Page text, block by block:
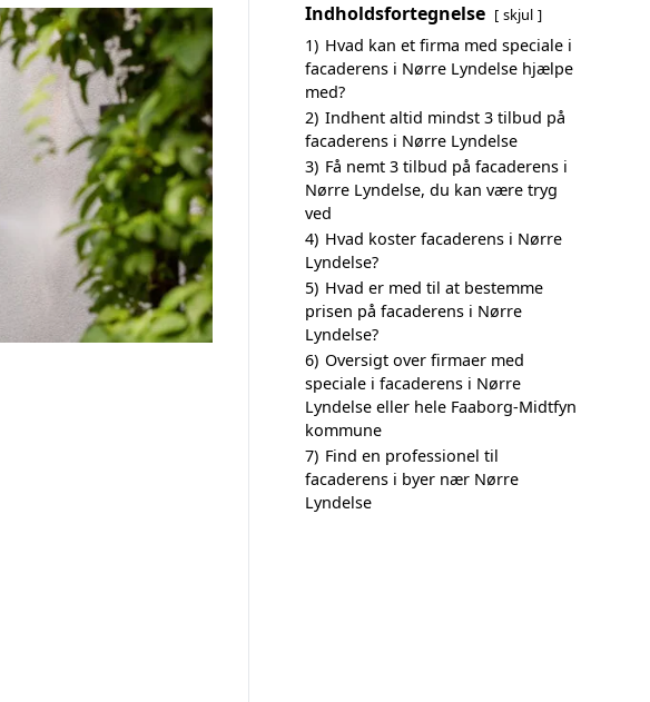
Indholdsfortegnelse skjul
1) Hvad kan et firma med speciale i
facaderens i Nørre Lyndelse hjælpe
med?
2) Indhent altid mindst 3 tilbud på
facaderens i Nørre Lyndelse
3) Få nemt 3 tilbud på facaderens i
Nørre Lyndelse, du kan være tryg
ved
4) Hvad koster facaderens i Nørre
Lyndelse?
5) Hvad er med til at bestemme
prisen på facaderens i Nørre
Lyndelse?
6) Oversigt over firmaer med
speciale i facaderens i Nørre
Lyndelse eller hele Faaborg-Midtfyn
kommune
7) Find en professionel til
facaderens i byer nær Nørre
Lyndelse